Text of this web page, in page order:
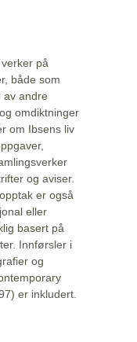
på
både som
av andre
omdiktninger
om Ibsens liv
og aviser.
er også
eller
basert på
Innførsler i
og
er inkludert.